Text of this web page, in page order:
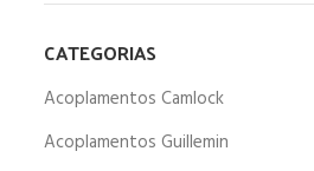
CATEGORIAS
Acoplamentos Camlock
Acoplamentos Guillemin